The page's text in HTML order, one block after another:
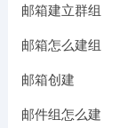
邮箱建立群组
邮箱怎么建组
邮箱创建
邮件组怎么建